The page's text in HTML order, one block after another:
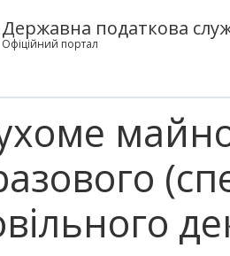
Державна податкова
Офіційний портал